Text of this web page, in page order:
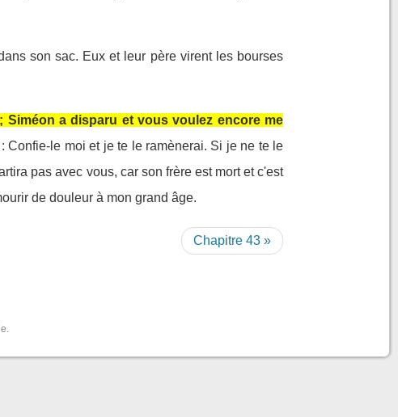
son sac. Eux et leur père virent les bourses
a disparu et vous voulez encore me
Confie-le moi et je te le ramènerai. Si je ne te le
pas avec vous, car son frère est mort et c'est
de douleur à mon grand âge.
Chapitre 43 »